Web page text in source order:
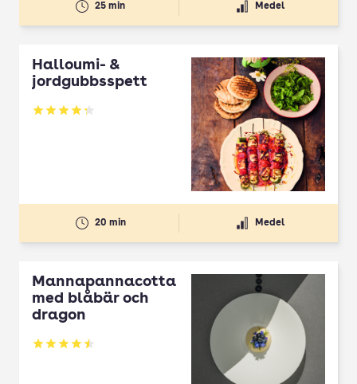
25 min Medel
Halloumi- &
jordgubbsspett
Betyg: 4.3 av 5
20 min Medel
Mannapannacotta
med blåbär och
dragon
Betyg: 4.5 av 5